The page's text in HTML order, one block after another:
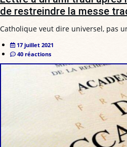
de restreindre la messe
Catholique veut dire universel, pas
17 juillet 2021
40 réactions